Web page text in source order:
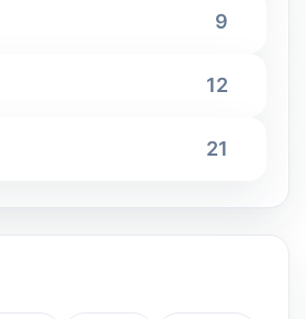
9
12
21